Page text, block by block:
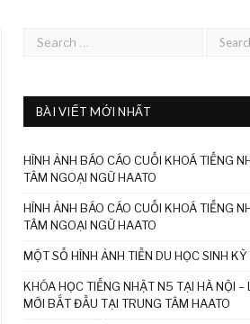
BÀI VIẾT MỚI NHẤT
HÌNH ẢNH BÁO CÁO CUỐI KHOÁ TIẾNG
TÂM NGOẠI NGỮ HAATO
HÌNH ẢNH BÁO CÁO CUỐI KHOÁ TIẾNG
TÂM NGOẠI NGỮ HAATO
MỘT SỐ HÌNH ẢNH TIỄN DU HỌC SINH
KHÓA HỌC TIẾNG NHẬT N5 TẠI HÀ NỘI –
MỚI BẮT ĐẦU TẠI TRUNG TÂM HAATO